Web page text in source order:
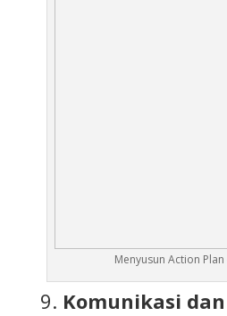
Menyusun Action
9. Komunikasi